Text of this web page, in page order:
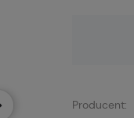
Producent: